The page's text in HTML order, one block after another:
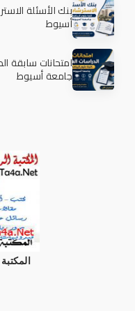
بنك الأسئلة
أسيوط
امتحانات سابقة
جامعة أسيوط